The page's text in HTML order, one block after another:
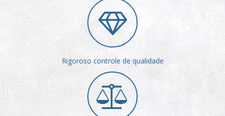
Rigoroso controle de qualidade